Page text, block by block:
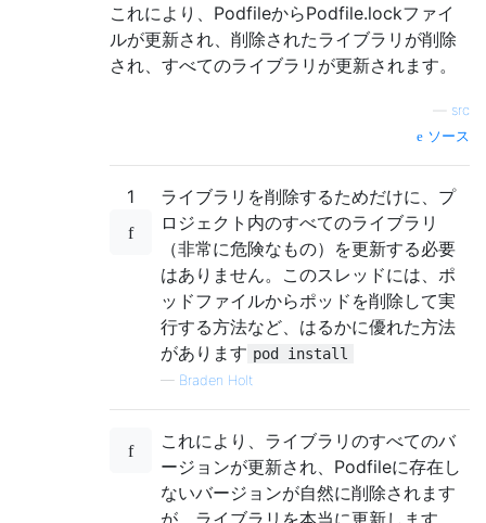
これにより、PodfileからPodfile.lockファイ
ルが更新され、削除されたライブラリが削除
され、すべてのライブラリが更新されます。
src
ソース
1
ライブラリを削除するためだけに、プ
ロジェクト内のすべてのライブラリ
（非常に危険なもの）を更新する必要
はありません。このスレッドには、ポ
ッドファイルからポッドを削除して実
行する方法など、はるかに優れた方法
があります pod install
— Braden Holt
これにより、ライブラリのすべてのバ
ージョンが更新され、Podfileに存在し
ないバージョンが自然に削除されます
が、ライブラリを本当に更新します